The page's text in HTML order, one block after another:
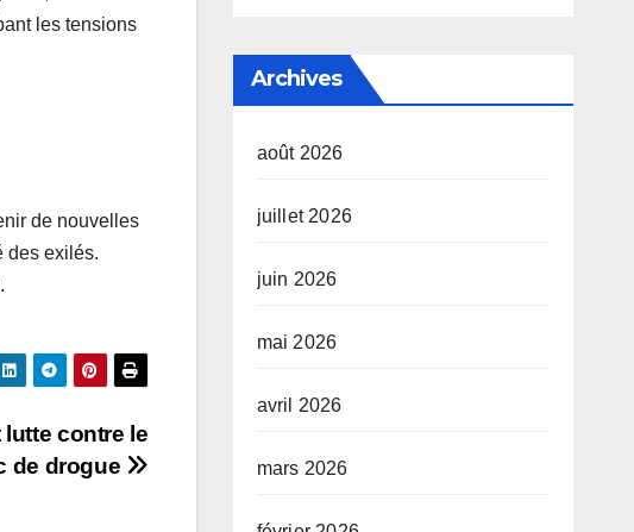
les tensions
de nouvelles
des exilés.
contre le
de drogue
Archives
août 2026
juillet 2026
juin 2026
mai 2026
avril 2026
mars 2026